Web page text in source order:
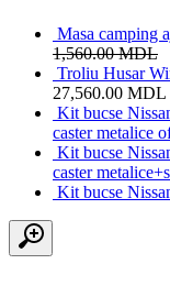
Masa camping
1,560.00MDL
Troliu Husar
27,560.00 MDL
Kit bucse
caster metalice
Kit bucse
caster
Kit bucse